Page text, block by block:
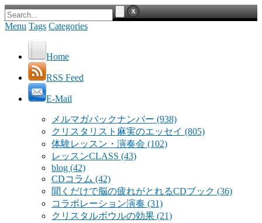
Menu Tags Categories
Home
RSS Feed
E-Mail
メルマガバックナンバー (938)
クリスタリスト麻実のエッセイ (805)
体験レッスン・演奏会 (102)
レッスンCLASS (43)
blog (42)
CDコラム (42)
聞くだけで脳の疲れがとれるCDブック (36)
コラボレーション演奏 (31)
クリスタルボウルの効果 (21)